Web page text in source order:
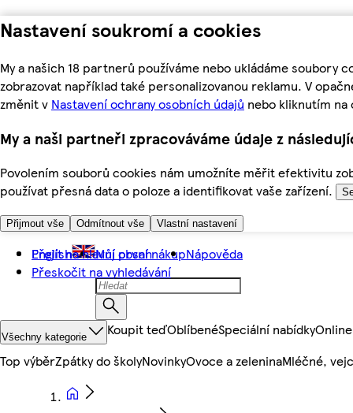
Nastavení soukromí a cookies
My a našich 18 partnerů používáme nebo ukládáme soubory
zobrazovat například také personalizovanou reklamu. V
změnit v Nastavení ochrany osobních údajů nebo kliknutím na
My a naši partneři zpracováváme údaje z
Povolením souborů cookies nám umožníte měřit efektivitu
používat přesná data o poloze a identifikovat vaše zařízení.
Přijmout vše Odmítnout vše Vlastní nastavení
Přejít na hlavní obsah
Přeskočit na vyhledávání
English Můj první nákupNápověda
Všechny kategorie Koupit teďOblíbenéSpeciální nabídky
Top výběrZpátky do školyNovinkyOvoce a zeleninaMléčné,